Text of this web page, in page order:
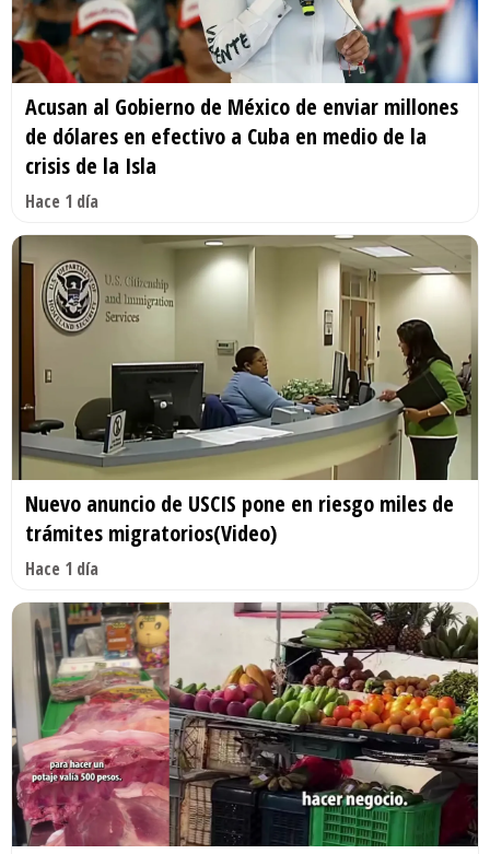
Acusan al Gobierno de México de enviar millones
de dólares en efectivo a Cuba en medio de la
crisis de la Isla
Hace 1 día
Nuevo anuncio de USCIS pone en riesgo miles de
trámites migratorios(Video)
Hace 1 día